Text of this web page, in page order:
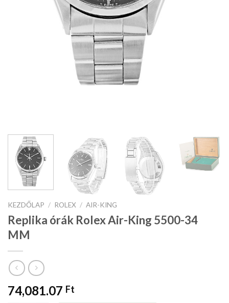
KEZDŐLAP / ROLEX / AIR-KING
Replika órák Rolex Air-King 5500-34
MM
74,081.07 Ft